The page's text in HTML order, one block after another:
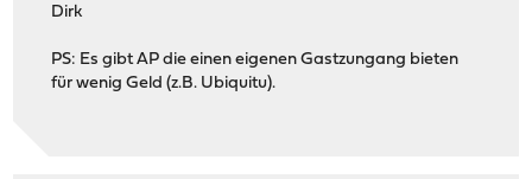
Dirk
PS: Es gibt AP die einen eigenen Gastzungang bieten
für wenig Geld (z.B. Ubiquitu).